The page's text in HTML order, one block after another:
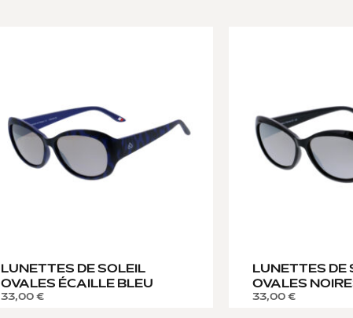
LUNETTES DE SOLEIL
OVALES ÉCAILLE BLEU
33,00 €
LUNETTES DE
OVALES
33,00 €